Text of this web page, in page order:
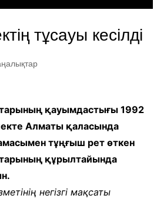
тұсауы кесілді
қауымдастығы 1992
Алматы қаласында
тұңғыш рет өткен
құрылтайында
негізгі мақсаты